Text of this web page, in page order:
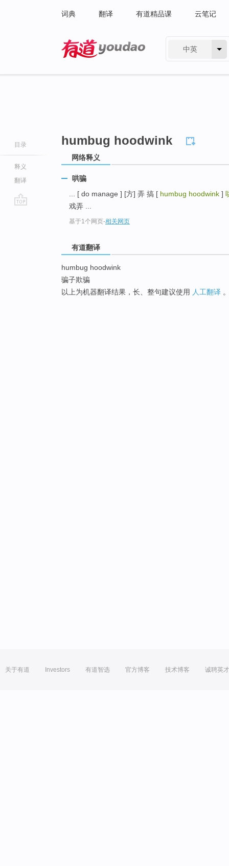
词典 翻译 有道精品课 云笔记
中英
目录
释义
翻译
humbug hoodwink
网络释义
哄骗
... [ do manage ] [方] 弄 搞 [ humbug hoodwink ]
戏弄 ...
基于1个网页-相关网页
有道翻译
humbug hoodwink
骗子欺骗
以上为机器翻译结果，长、整句建议使用 人工翻译
关于有道 Investors 有道智选 官方博客 技术博客 诚聘英才